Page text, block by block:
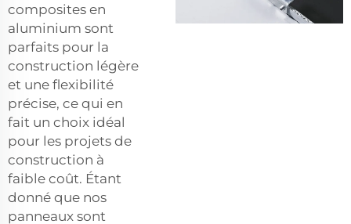
composites en
aluminium sont
parfaits pour la
construction légère
et une flexibilité
précise, ce qui en
fait un choix idéal
pour les projets de
construction à
faible coût. Étant
donné que nos
panneaux sont